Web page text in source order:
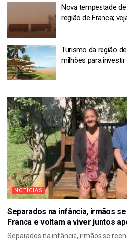
Nova tempestade
região de Franca;
Turismo da região
milhões para
NOTÍCIAS
Separados na infância, irmãos
Franca e voltam a viver juntos
Separados na infância, irmãos se